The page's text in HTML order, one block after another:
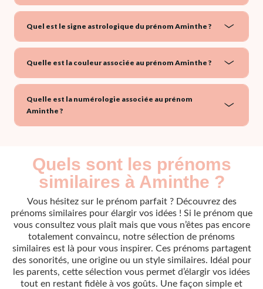
Quel est le signe astrologique du prénom Aminthe ?
Quelle est la couleur associée au prénom Aminthe ?
Quelle est la numérologie associée au prénom
Aminthe ?
Quels sont les prénoms
similaires à Aminthe ?
Vous hésitez sur le prénom parfait ? Découvrez des
prénoms similaires pour élargir vos idées ! Si le prénom que
vous consultez vous plaît mais que vous n’êtes pas encore
totalement convaincu, notre sélection de prénoms
similaires est là pour vous inspirer. Ces prénoms partagent
des sonorités, une origine ou un style similaires. Idéal pour
les parents, cette sélection vous permet d’élargir vos idées
tout en restant fidèle à vos goûts. Une façon simple et